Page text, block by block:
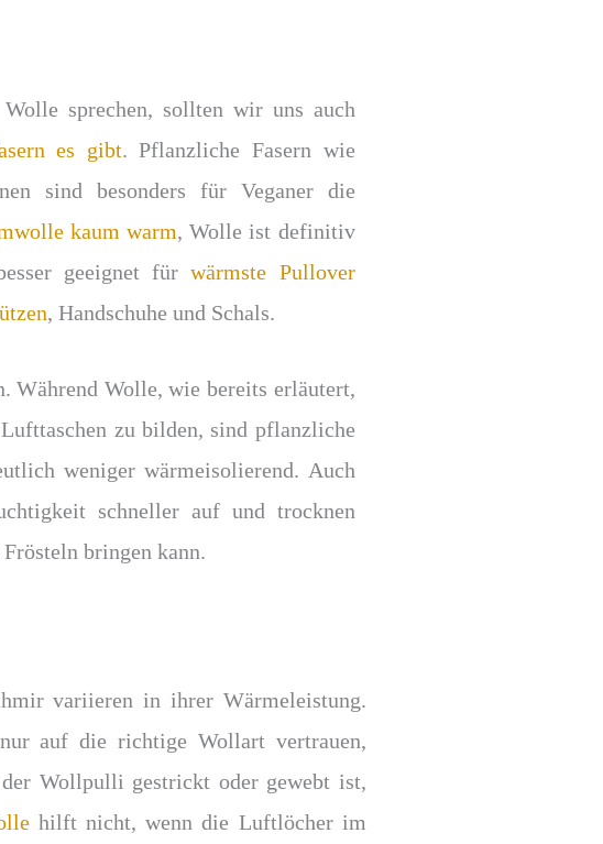
sprechen, sollten wir uns auch
es gibt. Pflanzliche Fasern wie
sind besonders für Veganer die
kaum warm, Wolle ist definitiv
geeignet fürwärmste Pullover
, Handschuhe und Schals.
Während Wolle, wie bereits erläutert,
zu bilden, sind pflanzliche
weniger wärmeisolierend. Auch
schneller auf und trocknen
bringen kann.
variieren in ihrer Wärmeleistung.
auf die richtige Wollart vertrauen,
Wollpulli gestrickt oder gewebt ist,
hilft nicht, wenn die Luftlöcher im